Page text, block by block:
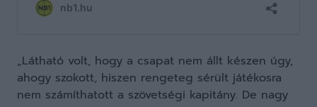
„Látható volt, hogy a csapat nem állt készen úgy,
ahogy szokott, hiszen rengeteg sérült játékosra
nem számíthatott a szövetségi kapitány. De nagy